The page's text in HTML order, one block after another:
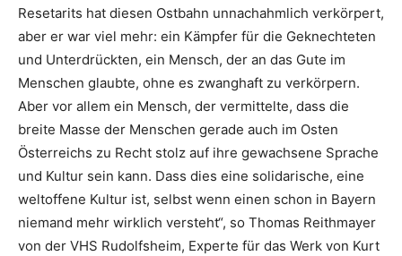
Resetarits hat diesen Ostbahn unnachahmlich ­verkörpert,
aber er war viel mehr: ein Kämpfer für die Geknechteten
und Unterdrückten, ein Mensch, der an das Gute im
Menschen glaubte, ohne es zwanghaft zu verkörpern.
Aber vor allem ein Mensch, der vermittelte, dass die
breite Masse der Menschen gerade auch im Osten
Österreichs zu Recht stolz auf ihre gewachsene Sprache
und Kultur sein kann. Dass dies eine solidarische, eine
weltoffene Kultur ist, selbst wenn einen schon in Bayern
niemand mehr wirklich versteht“, so Thomas Reithmayer
von der VHS Rudolfs­heim, ­Experte für das Werk von Kurt